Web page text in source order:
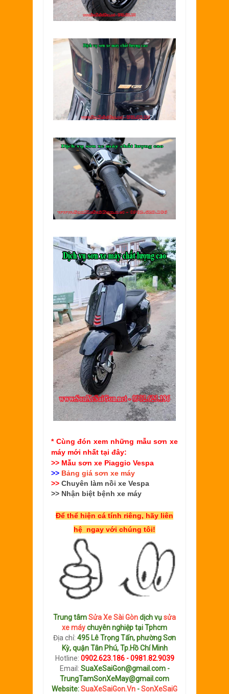
* Cùng đón xem những mẫu sơn xe
máy mới nhất tại đây:
>> Mẫu sơn xe Piaggio Vespa
>> Bảng giá sơn xe máy
>> Chuyên làm nồi xe Vespa
>> Nhận biệt bệnh xe máy
Để thể hiện cá tính riêng, hãy liên
hệ ngay với chúng tôi!
Trung tâmSửa Xe Sài Gòndịch vụsửa
xe máychuyên nghiệp tại Tphcm
Địa chỉ: 495 Lê Trọng Tấn, phường Sơn
Kỳ, quận Tân Phú, Tp.Hồ Chí Minh
Hotline: 0902.623.186 - 0981.82.9039
Email: SuaXeSaiGon@gmail.com -
TrungTamSonXeMay@gmail.com
Website:SuaXeSaiGon.Vn -SonXeSaiG